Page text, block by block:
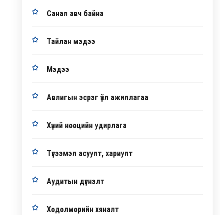
Санал авч байна
Тайлан мэдээ
Мэдээ
Авлигын эсрэг үйл ажиллагаа
Хүний нөөцийн удирлага
Түгээмэл асуулт, хариулт
Аудитын дүгнэлт
Хөдөлмөрийн хяналт